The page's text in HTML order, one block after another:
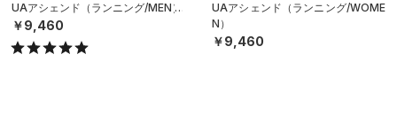
UAアシェンド（ランニング/MEN）
￥9,460
UAアシェンド（ランニング/WOME
N）
￥9,460